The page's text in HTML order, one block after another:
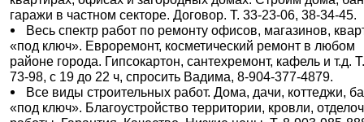
гаражи в частном секторе. Договор. Т. 33-23-06, 38-34-45.
Весь спектр работ по ремонту офисов, магазинов,
«под ключ». Евроремонт, косметический ремонт в любом
районе города. Гипсокартон, сантехремонт, кафель и т.д.
73-98, c 19 до 22 ч, спросить Вадима, 8-904-377-4879.
Все виды строительных работ. Дома, дачи, коттеджи,
«под ключ». Благоустройство территории, кровли,